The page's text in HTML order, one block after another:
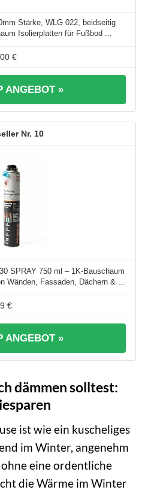
Stärke, WLG 022, beidseitig
Isolierplatten für Fußbod ...
€
ANGEBOT »
10
SPRAY 750 ml – 1K-Bauschaum
Wänden, Fassaden, Dächern & ...
€
ANGEBOT »
dämmen solltest:
ist wie ein kuscheliges
im Winter, angenehm
eine ordentliche
die Wärme im Winter